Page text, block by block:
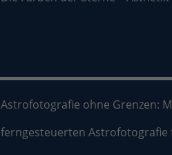
Astrofotografie ohne Grenzen:
ferngesteuerten